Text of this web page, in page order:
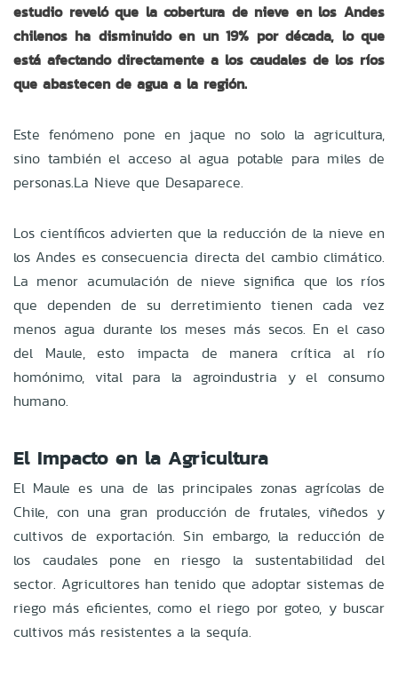
estudio reveló que la cobertura de nieve en los Andes
chilenos ha disminuido en un 19% por década, lo que
está afectando directamente a los caudales de los ríos
que abastecen de agua a la región.
Este fenómeno pone en jaque no solo la agricultura,
sino también el acceso al agua potable para miles de
personas.La Nieve que Desaparece.
Los científicos advierten que la reducción de la nieve en
los Andes es consecuencia directa del cambio climático.
La menor acumulación de nieve significa que los ríos
que dependen de su derretimiento tienen cada vez
menos agua durante los meses más secos. En el caso
del Maule, esto impacta de manera crítica al río
homónimo, vital para la agroindustria y el consumo
humano.
El Impacto en la Agricultura
El Maule es una de las principales zonas agrícolas de
Chile, con una gran producción de frutales, viñedos y
cultivos de exportación. Sin embargo, la reducción de
los caudales pone en riesgo la sustentabilidad del
sector. Agricultores han tenido que adoptar sistemas de
riego más eficientes, como el riego por goteo, y buscar
cultivos más resistentes a la sequía.